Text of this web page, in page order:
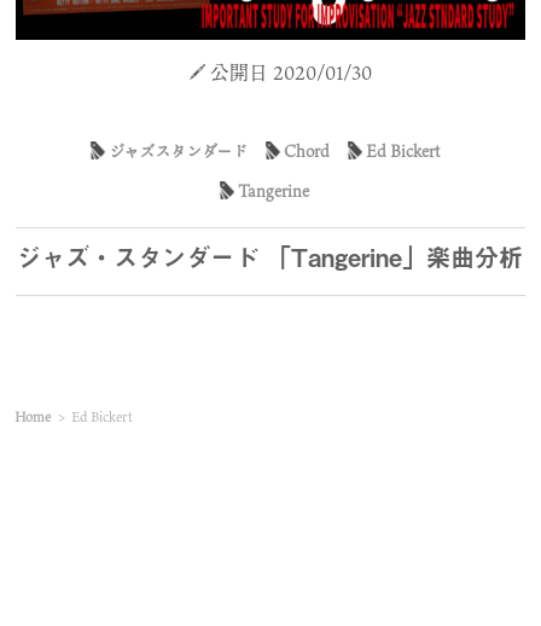
公開日 2020/01/30
ジャズスタンダード Chord
Ed Bickert
Tangerine
ジャズ・スタンダード 「Tangerine」楽曲分析
Home > Ed Bickert